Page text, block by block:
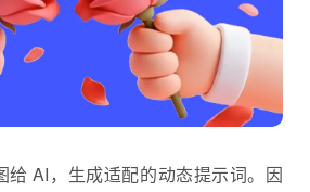
给 AI，生成适配的动态提示词。因